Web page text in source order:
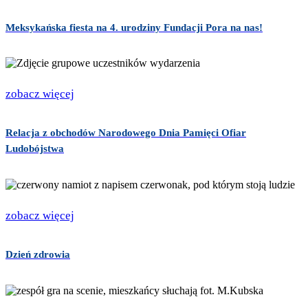
Meksykańska fiesta na 4. urodziny Fundacji Pora na nas!
zobacz więcej
Relacja z obchodów Narodowego Dnia Pamięci Ofiar
Ludobójstwa
zobacz więcej
Dzień zdrowia